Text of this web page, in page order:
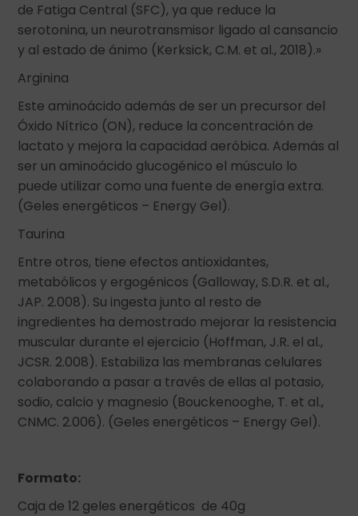
de Fatiga Central (SFC), ya que reduce la
serotonina, un neurotransmisor ligado al cansancio
y al estado de ánimo (Kerksick, C.M. et al., 2018).»
Arginina
Este aminoácido además de ser un precursor del
Óxido Nítrico (ON), reduce la concentración de
lactato y mejora la capacidad aeróbica. Además al
ser un aminoácido glucogénico el músculo lo
puede utilizar como una fuente de energía extra.
(Geles energéticos – Energy Gel).
Taurina
Entre otros, tiene efectos antioxidantes,
metabólicos y ergogénicos (Galloway, S.D.R. et al.,
JAP. 2.008). Su ingesta junto al resto de
ingredientes ha demostrado mejorar la resistencia
muscular durante el ejercicio (Hoffman, J.R. el al.,
JCSR. 2.008). Estabiliza las membranas celulares
colaborando a pasar a través de ellas al potasio,
sodio, calcio y magnesio (Bouckenooghe, T. et al.,
CNMC. 2.006). (Geles energéticos – Energy Gel).
Formato:
Caja de 12 geles energéticos de 40g